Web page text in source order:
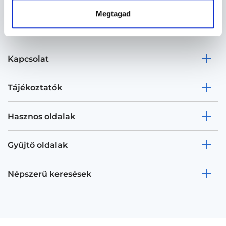
Megtagad
Kapcsolat
Tájékoztatók
Hasznos oldalak
Gyűjtő oldalak
Népszerű keresések